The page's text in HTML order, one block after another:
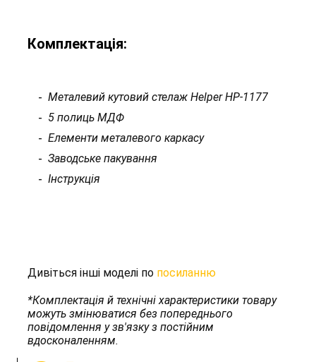
Комплектація:
Металевий кутовий стелаж Helper HP-1177
5 полиць МДФ
Елементи металевого каркасу
Заводське пакування
Інструкція
Дивіться інші моделі по посиланню
*Комплектація й технічні характеристики товару
можуть змінюватися без попереднього
повідомлення у зв'язку з постійним
вдосконаленням.